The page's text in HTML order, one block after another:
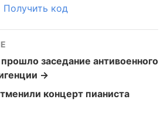
Получить код
заседание антивоенного
→
концерт пианиста